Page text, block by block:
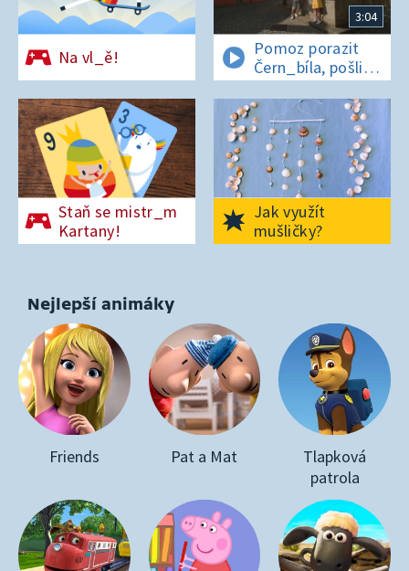
Na vl_ě!
3:04
Pomoz porazit
Čern_bíla, pošli
pís_enko
z Pardubic
Staň se mistr_m
Kartany!
Jak využít
mušličky?
Nejlepší animáky
Friends Pat a Mat
Tlapková
patrola